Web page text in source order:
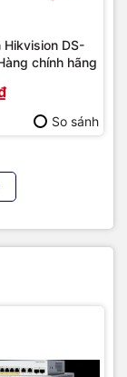
Hikvision DS-
chính hãng
So sánh